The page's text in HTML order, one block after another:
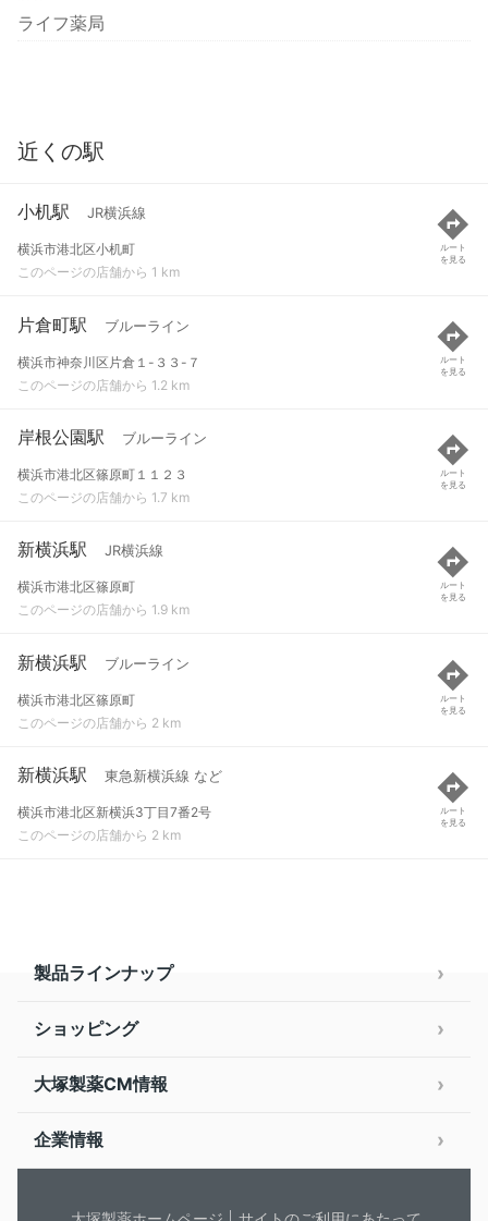
ライフ薬局
近くの駅
小机駅 JR横浜線
横浜市港北区小机町
このページの店舗から 1 km
ルート
を見る
片倉町駅 ブルーライン
横浜市神奈川区片倉１-３３-７
このページの店舗から 1.2 km
ルート
を見る
岸根公園駅 ブルーライン
横浜市港北区篠原町１１２３
このページの店舗から 1.7 km
ルート
を見る
新横浜駅 JR横浜線
横浜市港北区篠原町
このページの店舗から 1.9 km
ルート
を見る
新横浜駅 ブルーライン
横浜市港北区篠原町
このページの店舗から 2 km
ルート
を見る
新横浜駅 東急新横浜線 など
横浜市港北区新横浜3丁目7番2号
このページの店舗から 2 km
ルート
を見る
製品ラインナップ
ショッピング
大塚製薬CM情報
企業情報